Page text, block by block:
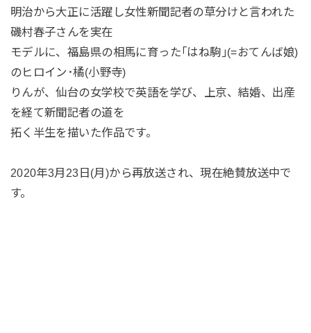
明治から大正に活躍し女性新聞記者の草分けと言われた
磯村春子さんを実在
モデルに、福島県の相馬に育った｢はね駒｣(=おてんば娘)
のヒロイン･橘(小野寺)
りんが、仙台の女学校で英語を学び、上京、結婚、出産
を経て新聞記者の道を
拓く半生を描いた作品です。
2020年3月23日(月)から再放送され、現在絶賛放送中で
す。